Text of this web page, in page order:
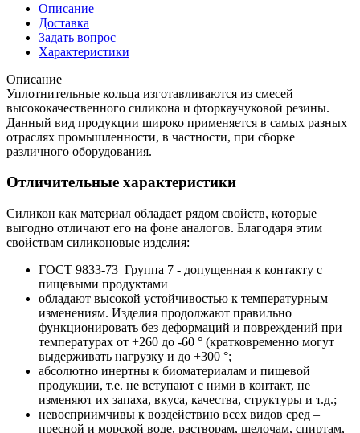
Описание
Доставка
Задать вопрос
Характеристики
Описание
Уплотнительные кольца изготавливаются из смесей
высококачественного силикона и фторкаучуковой резины.
Данный вид продукции широко применяется в самых разных
отраслях промышленности, в частности, при сборке
различного оборудования.
Отличительные характеристики
Силикон как материал обладает рядом свойств, которые
выгодно отличают его на фоне аналогов. Благодаря этим
свойствам силиконовые изделия:
ГОСТ 9833-73 Группа 7 - допущенная к контакту с
пищевыми продуктами
обладают высокой устойчивостью к температурным
изменениям. Изделия продолжают правильно
функционировать без деформаций и повреждений при
температурах от +260 до -60 ° (кратковременно могут
выдерживать нагрузку и до +300 °;
абсолютно инертны к биоматериалам и пищевой
продукции, т.е. не вступают с ними в контакт, не
изменяют их запаха, вкуса, качества, структуры и т.д.;
невосприимчивы к воздействию всех видов сред –
пресной и морской воде, растворам, щелочам, спиртам,